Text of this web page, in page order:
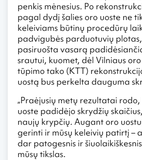
penkis mėnesius. Po
pagal dydį šalies oro uoste ne
keleiviams būtinų procedūrų
padvigubės parduotuvių
pasiruošta vasarą
srautui, kuomet, dėl Vilniaus
tūpimo tako (KTT)
uostą bus perkelta dauguma
„Praėjusių metų rezultatai
uoste padidėjo skrydžių
naujų krypčių. Augant oro
gerinti ir mūsų keleivių patirtį –
dar patogesnis ir
mūsų tikslas.